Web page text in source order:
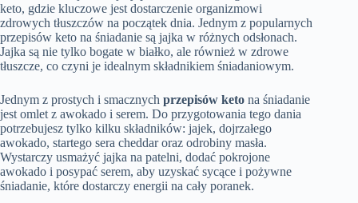
keto, gdzie kluczowe jest dostarczenie organizmowi
zdrowych tłuszczów na początek dnia. Jednym z popularnych
przepisów keto na śniadanie są jajka w różnych odsłonach.
Jajka są nie tylko bogate w białko, ale również w zdrowe
tłuszcze, co czyni je idealnym składnikiem śniadaniowym.
Jednym z prostych i smacznych przepisów keto na śniadanie
jest omlet z awokado i serem. Do przygotowania tego dania
potrzebujesz tylko kilku składników: jajek, dojrzałego
awokado, startego sera cheddar oraz odrobiny masła.
Wystarczy usmażyć jajka na patelni, dodać pokrojone
awokado i posypać serem, aby uzyskać sycące i pożywne
śniadanie, które dostarczy energii na cały poranek.